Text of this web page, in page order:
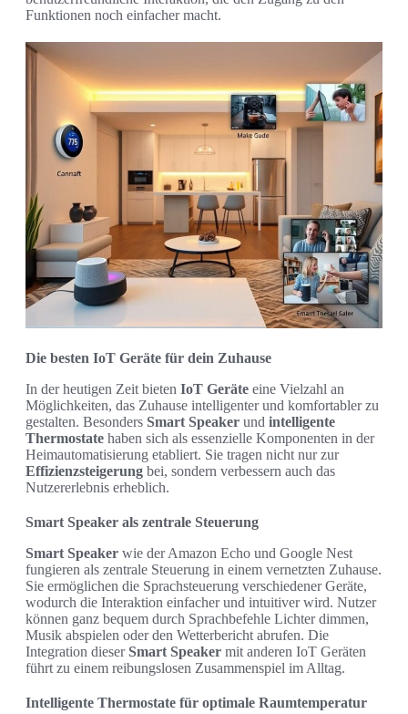
Funktionen noch einfacher macht.
Die besten IoT Geräte für dein Zuhause
In der heutigen Zeit bieten IoT Geräte eine Vielzahl an
Möglichkeiten, das Zuhause intelligenter und komfortabler zu
gestalten. Besonders Smart Speaker und intelligente
Thermostate haben sich als essenzielle Komponenten in der
Heimautomatisierung etabliert. Sie tragen nicht nur zur
Effizienzsteigerung bei, sondern verbessern auch das
Nutzererlebnis erheblich.
Smart Speaker als zentrale Steuerung
Smart Speaker wie der Amazon Echo und Google Nest
fungieren als zentrale Steuerung in einem vernetzten Zuhause.
Sie ermöglichen die Sprachsteuerung verschiedener Geräte,
wodurch die Interaktion einfacher und intuitiver wird. Nutzer
können ganz bequem durch Sprachbefehle Lichter dimmen,
Musik abspielen oder den Wetterbericht abrufen. Die
Integration dieserSmart Speaker mit anderen IoT Geräten
führt zu einem reibungslosen Zusammenspiel im Alltag.
Intelligente Thermostate für optimale Raumtemperatur